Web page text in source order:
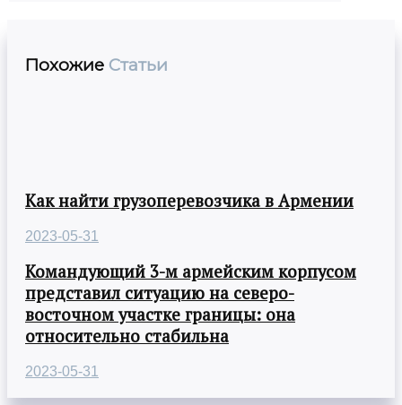
Похожие Статьи
Как найти грузоперевозчика в Армении
2023-05-31
Командующий 3-м армейским корпусом
представил ситуацию на северо-
восточном участке границы: она
относительно стабильна
2023-05-31